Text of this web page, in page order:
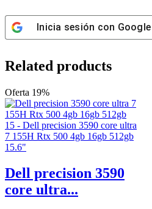
Inicia sesión con Google
Related products
Oferta 19%
Dell precision 3590
core ultra...